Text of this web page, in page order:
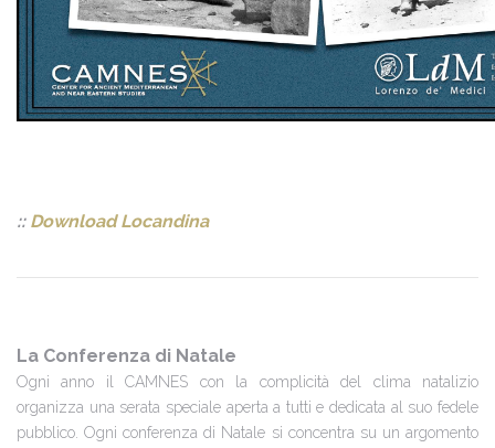
:: Download Locandina
La Conferenza di Natale
Ogni anno il CAMNES con la complicità del clima natalizio
organizza una serata speciale aperta a tutti e dedicata al suo fedele
pubblico. Ogni conferenza di Natale si concentra su un argomento